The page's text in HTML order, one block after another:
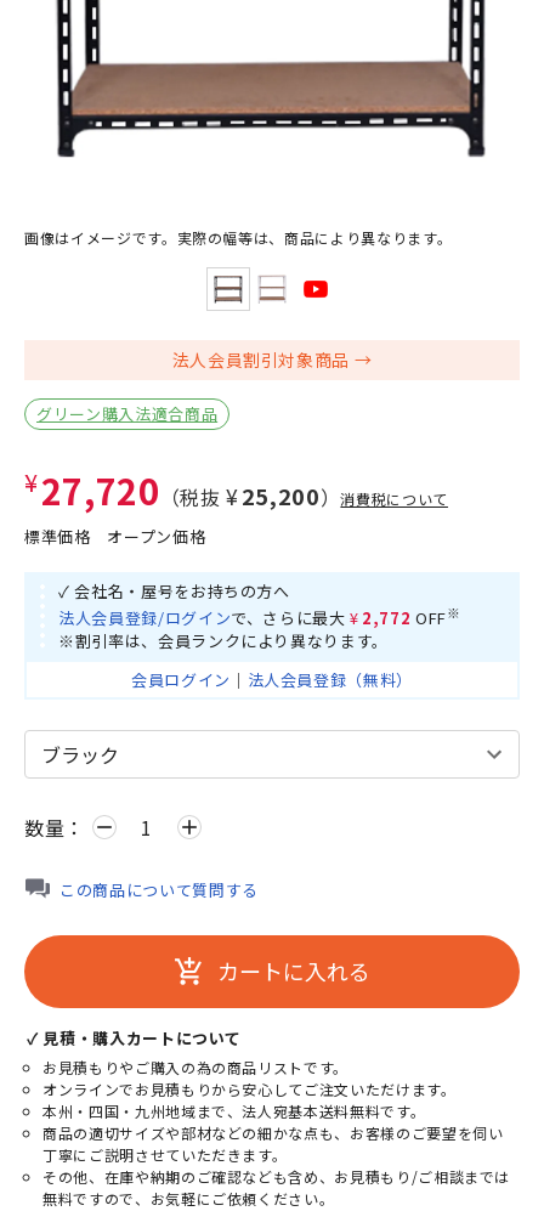
画像はイメージです。実際の幅等は、商品により異なります。
法人会員割引対象商品
グリーン購入法適合商品
¥27,720 （税抜 ¥25,200）消費税について
標準価格 オープン価格
✓ 会社名・屋号をお持ちの方へ
法人会員登録/ログインで、さらに最大 ¥2,772 OFF※
※割引率は、会員ランクにより異なります。
会員ログイン ｜ 法人会員登録（無料）
数量： remove add
この商品について質問する
add_shopping_cart カートに入れる
✓ 見積・購入カートについて
お見積もりやご購入の為の商品リストです。
オンラインでお見積もりから安心してご注文いただけます。
本州・四国・九州地域まで、法人宛基本送料無料です。
商品の適切サイズや部材などの細かな点も、お客様のご要望を伺い
丁寧にご説明させていただきます。
その他、在庫や納期のご確認なども含め、お見積もり/ご相談までは
無料ですので、お気軽にご依頼ください。